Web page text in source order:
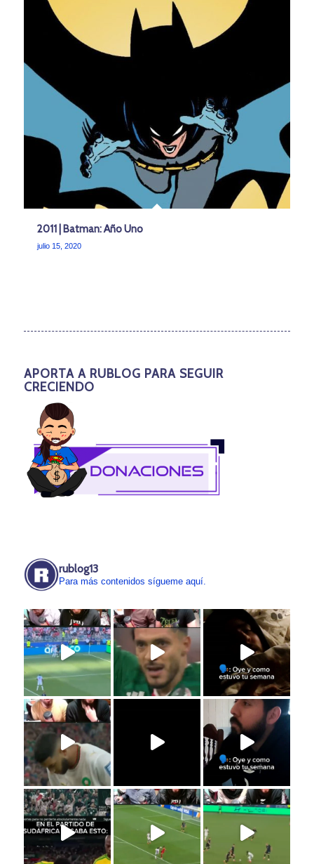
2011 | Batman: Año Uno
julio 15, 2020
APORTA A RUBLOG PARA SEGUIR
CRECIENDO
rublog13
Para más contenidos sígueme aquí.